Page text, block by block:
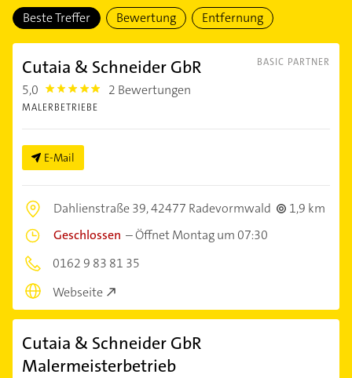
Beste Treffer Bewertung Entfernung
BASIC PARTNER
Cutaia & Schneider GbR
5,0 5.0 2 Bewertungen
MALERBETRIEBE
E-Mail
Dahlienstraße 39,42477 Radevormwald
1,9 km
Geschlossen –Öffnet Montag um 07:30
0162 9 83 81 35
Webseite
Cutaia & Schneider GbR
Malermeisterbetrieb